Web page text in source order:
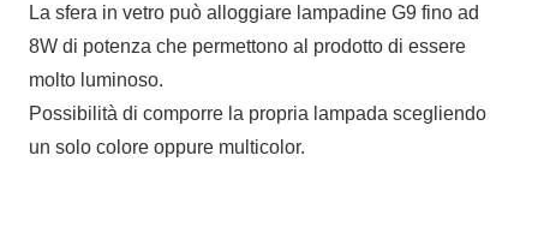
La sfera in vetro può alloggiare lampadine G9 fino ad
8W di potenza che permettono al prodotto di essere
molto luminoso.
Possibilità di comporre la propria lampada scegliendo
un solo colore oppure multicolor.